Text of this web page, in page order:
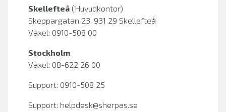
Skellefteå (Huvudkontor)
Skeppargatan 23, 931 29 Skellefteå
Växel: 0910-508 00
Stockholm
Växel: 08-622 26 00
Support: 0910-508 25
Support: helpdesk@sherpas.se